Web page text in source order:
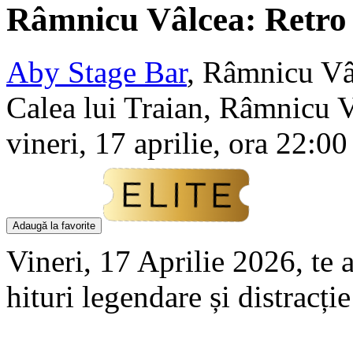
Râmnicu Vâlcea:
Aby Stage Bar, Râmnicu
Calea lui Traian, Râmnicu
vineri, 17 aprilie, ora 22:00
Adaugă la favorite
Vineri, 17 Aprilie 2026, te
hituri legendare și